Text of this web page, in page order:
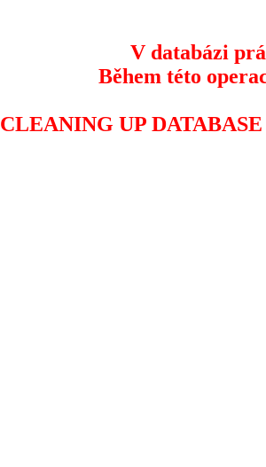
V databázi
Během této
CLEANING UP